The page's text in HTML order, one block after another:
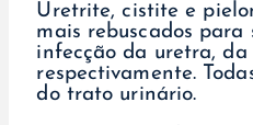
Uretrite, cistite e
mais rebuscados
infecção da uretra, da
respectivamente.
do trato urinário.